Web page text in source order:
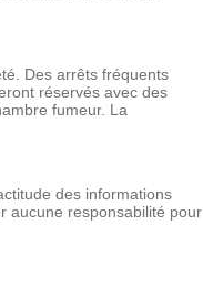
Des arrêts fréquents
réservés avec des
fumeur. La
des informations
aucune responsabilité pour